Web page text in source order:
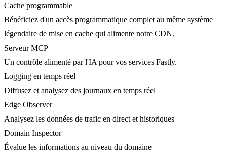
Cache programmable
Bénéficiez d'un accès programmatique complet au même système
légendaire de mise en cache qui alimente notre CDN.
Serveur MCP
Un contrôle alimenté par l'IA pour vos services Fastly.
Logging en temps réel
Diffusez et analysez des journaux en temps réel
Edge Observer
Analysez les données de trafic en direct et historiques
Domain Inspector
Évalue les informations au niveau du domaine